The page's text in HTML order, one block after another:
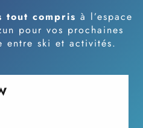
tout compris à l’espace
pour vos prochaines
entre ski et activités.